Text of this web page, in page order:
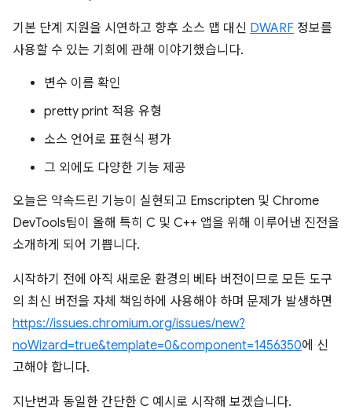
기본 단계 지원을 시연하고 향후 소스 맵 대신 DWARF 정보를
사용할 수 있는 기회에 관해 이야기했습니다.
변수 이름 확인
pretty print 적용 유형
소스 언어로 표현식 평가
그 외에도 다양한 기능 제공
오늘은 약속드린 기능이 실현되고 Emscripten 및 Chrome
DevTools팀이 올해 특히 C 및 C++ 앱을 위해 이루어낸 진전을
소개하게 되어 기쁩니다.
시작하기 전에 아직 새로운 환경의 베타 버전이므로 모든 도구
의 최신 버전을 자체 책임하에 사용해야 하며 문제가 발생하면
https://issues.chromium.org/issues/new?
noWizard=true&template=0&component=1456350에 신
고해야 합니다.
지난번과 동일한 간단한 C 예시로 시작해 보겠습니다.